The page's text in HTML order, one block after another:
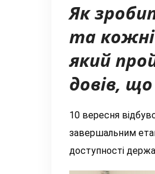
Як
та
який
довів,
10 вересня
завершальним
доступності